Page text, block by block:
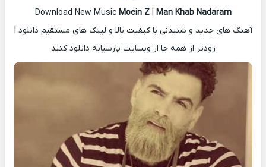
Download New Music Moein Z| Man Khab Nadaram
آهنگ های جدید و شنیدنی با کیفیت بالا و لینک های مستقیم دانلود |
زودتر از همه جا از وبسایت پارسیانه دانلود کنید